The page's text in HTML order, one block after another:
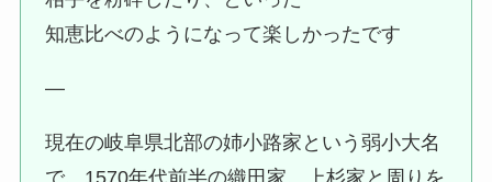
知恵比べのようになって楽しかったです
—
現在の岐阜県北部の姉小路家という弱小大名